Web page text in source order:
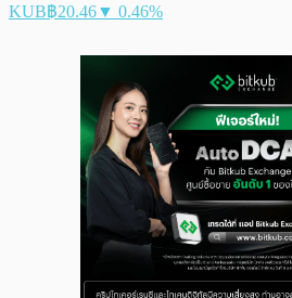
KUB฿20.46▼ 0.46%